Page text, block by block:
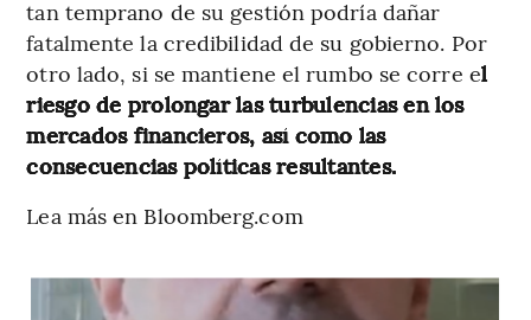
tan temprano de su gestión podría dañar
fatalmente la credibilidad de su gobierno. Por
otro lado, si se mantiene el rumbo se corre el
riesgo de prolongar las turbulencias en los
mercados financieros, así como las
consecuencias políticas resultantes.
Lea más en Bloomberg.com